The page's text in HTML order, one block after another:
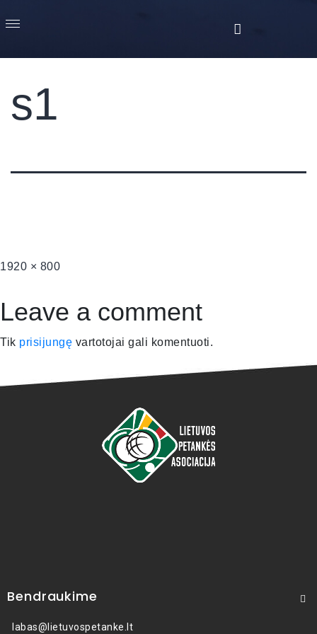
s1
1920 × 800
Leave a comment
Tik prisijungę vartotojai gali komentuoti.
Bendraukime
labas@lietuvospetanke.lt